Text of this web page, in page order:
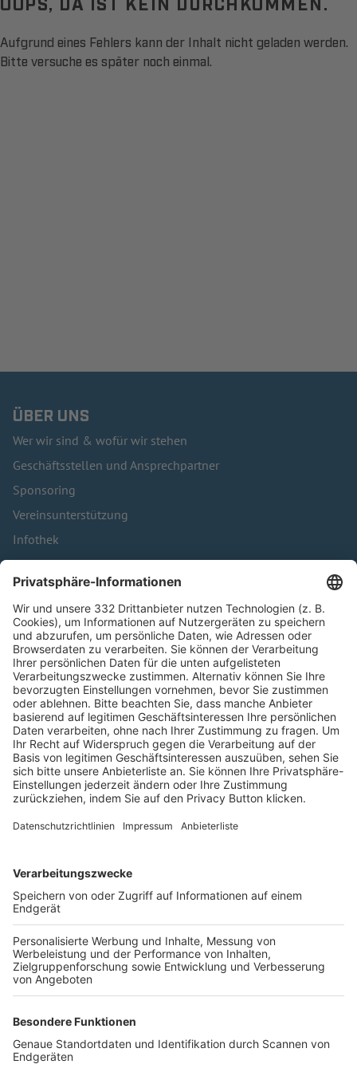
Aufgrund eines Fehlers kann der Inhalt nicht geladen werden.
Bitte versuche es später noch einmal.
ÜBER UNS
Wer wir sind & wofür wir stehen
Geschäftsstellen und Ansprechpartner
Sponsoring
Vereinsunterstützung
Infothek
Kontakt
HÄUFIG BESUCHTE SEITEN
Pässe und Vereinswechsel
Trainerausbildung
Schulungsangebot Vereinsmitarbeiter
BFV-Geschäftsstellen
Trainerbörse
Login SpielPlus
FOLGE DEM BFV
TOP-VEREINE
TOP-PARTNER